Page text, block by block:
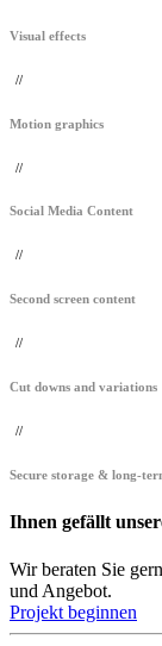
Visual effects
//
Motion graphics
//
Social Media Content
//
Second screen content
//
Cut downs and variations
//
Secure storage & long-
Ihnen gefällt
Wir beraten Sie
und Angebot.
Projekt beginnen